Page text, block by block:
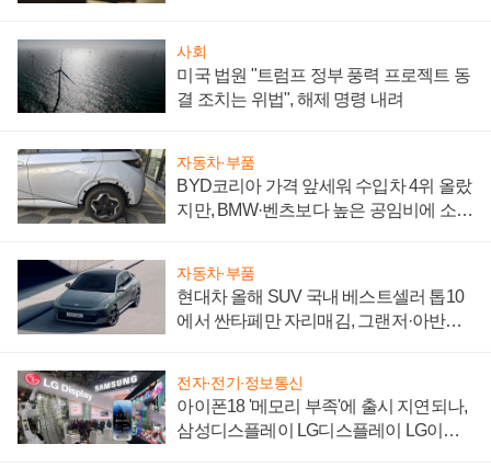
사회
미국 법원 "트럼프 정부 풍력 프로젝트 동
결 조치는 위법", 해제 명령 내려
자동차·부품
BYD코리아 가격 앞세워 수입차 4위 올랐
지만, BMW·벤츠보다 높은 공임비에 소비
자동차·부품
현대차 올해 SUV 국내 베스트셀러 톱10
에서 싼타페만 자리매김, 그랜저·아반떼
전자·전기·정보통신
아이폰18 '메모리 부족'에 출시 지연되나,
삼성디스플레이 LG디스플레이 LG이노